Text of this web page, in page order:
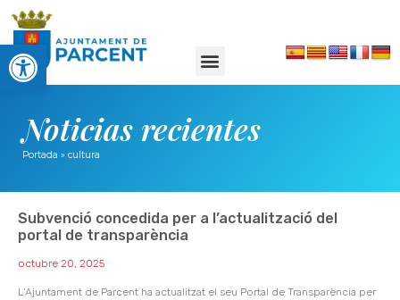
Abrir barra de herramientas
Noticias recientes
Portada » cultura
Subvenció concedida per a l’actualització del
portal de transparència
octubre 20, 2025
L’Ajuntament de Parcent ha actualitzat el seu Portal de Transparència per